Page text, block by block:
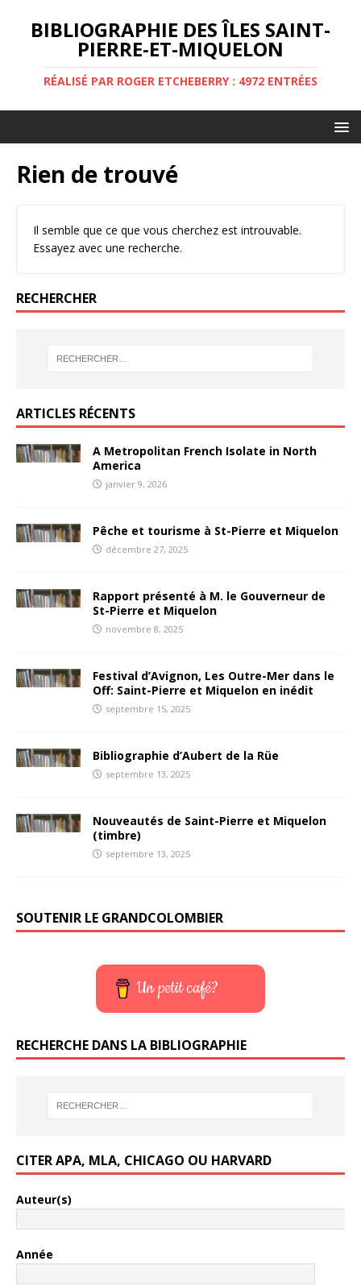
BIBLIOGRAPHIE DES ÎLES SAINT-
PIERRE-ET-MIQUELON
RÉALISÉ PAR ROGER ETCHEBERRY : 4972 ENTRÉES
Rien de trouvé
Il semble que ce que vous cherchez est introuvable.
Essayez avec une recherche.
RECHERCHER
ARTICLES RÉCENTS
A Metropolitan French Isolate in North
America
janvier 9, 2026
Pêche et tourisme à St-Pierre et Miquelon
décembre 27, 2025
Rapport présenté à M. le Gouverneur de
St-Pierre et Miquelon
novembre 8, 2025
Festival d’Avignon, Les Outre-Mer dans le
Off: Saint-Pierre et Miquelon en inédit
septembre 15, 2025
Bibliographie d’Aubert de la Rüe
septembre 13, 2025
Nouveautés de Saint-Pierre et Miquelon
(timbre)
septembre 13, 2025
SOUTENIR LE GRANDCOLOMBIER
Un petit café?
RECHERCHE DANS LA BIBLIOGRAPHIE
CITER APA, MLA, CHICAGO OU HARVARD
Auteur(s)
Année